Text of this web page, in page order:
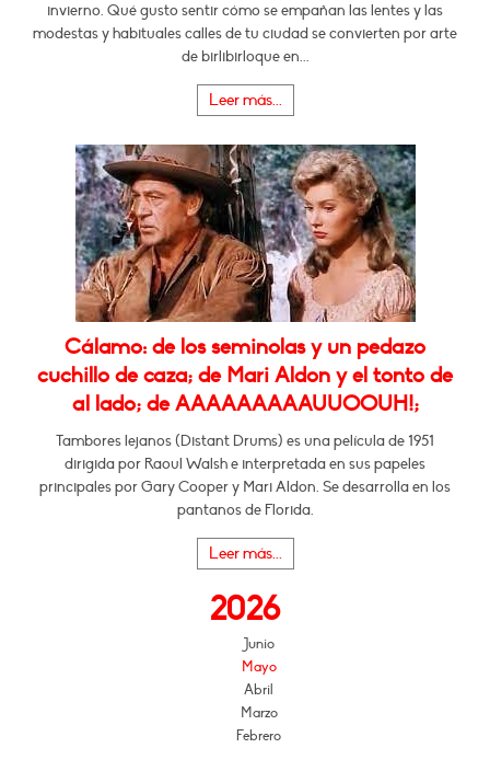
invierno. Qué gusto sentir cómo se empañan las lentes y las
modestas y habituales calles de tu ciudad se convierten por arte
de birlibirloque en...
Leer más...
Cálamo: de los seminolas y un pedazo
cuchillo de caza; de Mari Aldon y el tonto de
al lado; de AAAAAAAAAUUOOUH!;
Tambores lejanos (Distant Drums) es una película de 1951
dirigida por Raoul Walsh e interpretada en sus papeles
principales por Gary Cooper y Mari Aldon. Se desarrolla en los
pantanos de Florida.
Leer más...
2026
Junio
Mayo
Abril
Marzo
Febrero